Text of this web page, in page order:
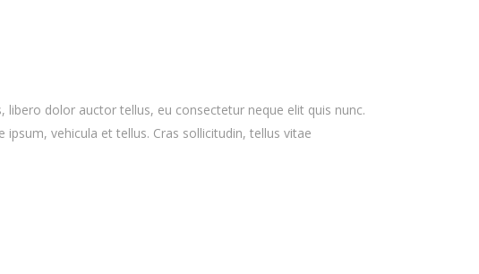
dolor auctor tellus, eu consectetur neque elit quis nunc.
vehicula et tellus. Cras sollicitudin, tellus vitae